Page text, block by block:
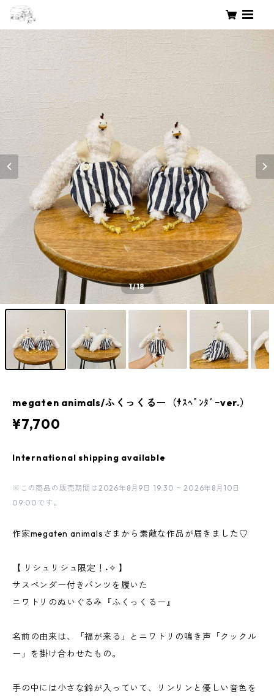
1/18
megaten animals/ふくっくるー（ｻｽﾍﾟﾝﾀﾞｰver.）
¥7,700
International shipping available
※この商品の販売期間は2026年8月9日 19:30 ~ 2026年8月10日
09:00です。
作家megaten animalsさまから素敵な作品が届きました♡
【 リシュリシュ限定！˖✧ 】
サスペンダー付きパンツを履いた
ニワトリのぬいぐるみ『ふくっくるー』
名前の由来は、「福が来る」とニワトリの鳴き声「クックル
ー」を掛け合わせたもの。
手の中には小さな鈴が入っていて、リンリンと優しい音色を